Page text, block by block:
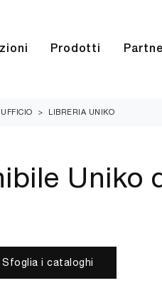
Prodotti
> LIBRERIA UNIKO
Uniko
Sfoglia i cataloghi